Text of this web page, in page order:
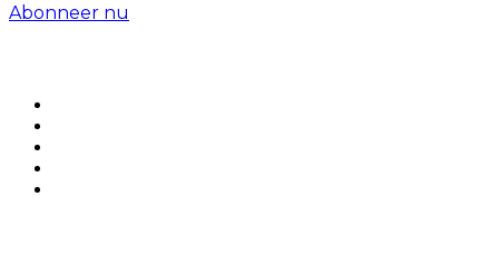
Abonneer nu